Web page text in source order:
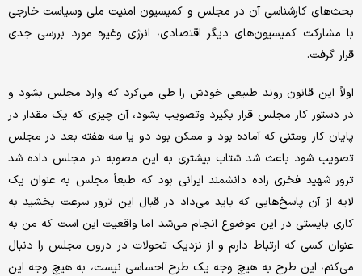
بحث‌های کارشناسی آن در مجلس و کمیسیون امنیت ملی وسیاست خارجی
با مشارکت کمیسیون‌های دیگر اقتصادی، انرژی وغیره مورد بررسی جدی
قرار گرفت.
اولاً این قانون روند طبیعی خودش را طی می‌کرد که وارد مجلس بشود و
در دستور کار مجلس قرار بگیرد وتصویب بشود، آن چیزی که یک مقدار در
پایان کار ومتنی که آماده بود و ممکن بود دو یا سه هفته بعد در مجلس
تصویب شود باعث شد شتاب بیشتری به این مصوبه در مجلس داده شد
ترور شهید فخری زاده دانشمند ایرانی بود که طبعاً مجلس به عنوان یک
لایه از آن پاسخ‌هایی که باید می‌داد در قبال این ترور سرعت بخشید به
کاری بایستی در این موضوع انجام می‌شد اما واقعیت این است که من به
عنوان کسی که ارتباط دارم و از نزدیک تحولات در درون مجلس را دنبال
می‌کنم، این طرح به هیچ وجه یک طرح احساسی نیست، به هیچ وجه این